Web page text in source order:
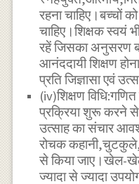
रहना चाहिए।बच्चों
चाहिए।शिक्षक स्वयं
रहें जिसका अनुसरण
आनंददायी शिक्षण
प्रति जिज्ञासा एवं
(iv)शिक्षण विधि:गणित
प्रक्रिया शुरू करने
उत्साह का संचार
रोचक
से किया जाए।खेल-
ज्यादा से ज्यादा